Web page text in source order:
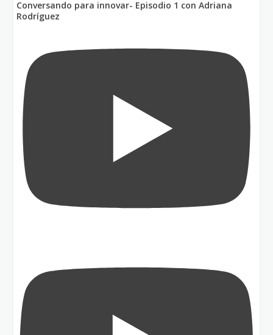
Conversando para innovar- Episodio 1 con Adriana
Rodríguez